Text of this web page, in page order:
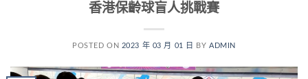
香港保齡球盲人挑戰賽
POSTED ON 2023 年 03 月 01 日 BY ADMIN